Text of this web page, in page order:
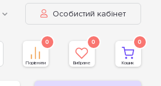
Особистий кабінет
0
Порівняти
0
Вибране
0
Кошик